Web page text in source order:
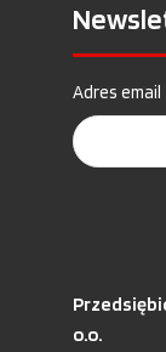
Adres email
o.o.